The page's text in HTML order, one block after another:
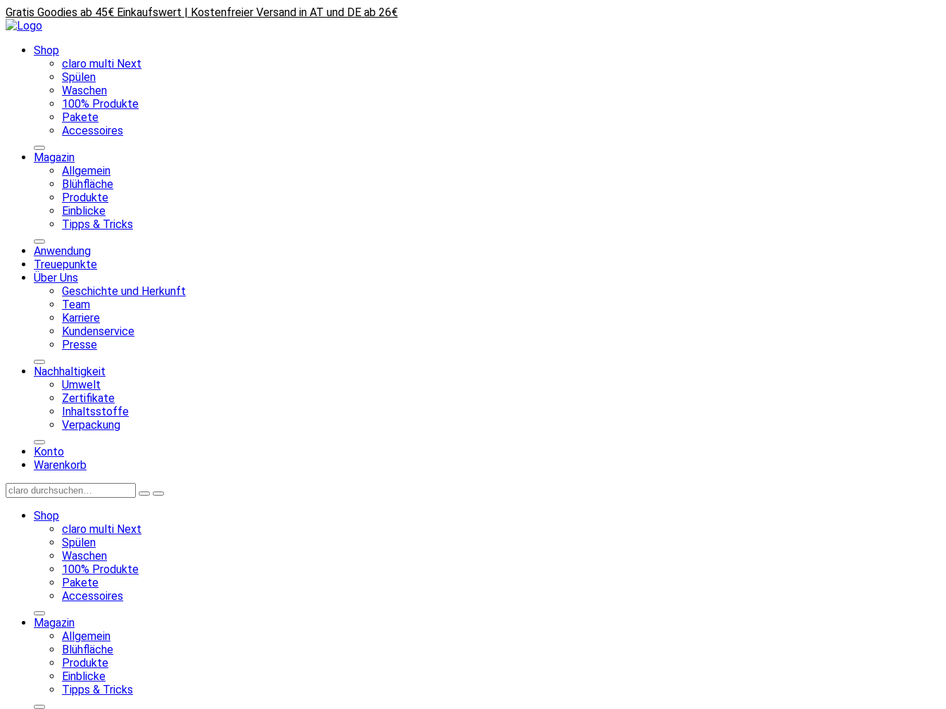
Gratis Goodies ab 45€ Einkaufswert | Kostenfreier Versand in AT und DE ab 26€
Shop
claro multi Next
Spülen
Waschen
100% Produkte
Pakete
Accessoires
Magazin
Allgemein
Blühfläche
Produkte
Einblicke
Tipps & Tricks
Anwendung
Treuepunkte
Über Uns
Geschichte und Herkunft
Team
Karriere
Kundenservice
Presse
Nachhaltigkeit
Umwelt
Zertifikate
Inhaltsstoffe
Verpackung
Konto
Warenkorb
Shop
claro multi Next
Spülen
Waschen
100% Produkte
Pakete
Accessoires
Magazin
Allgemein
Blühfläche
Produkte
Einblicke
Tipps & Tricks